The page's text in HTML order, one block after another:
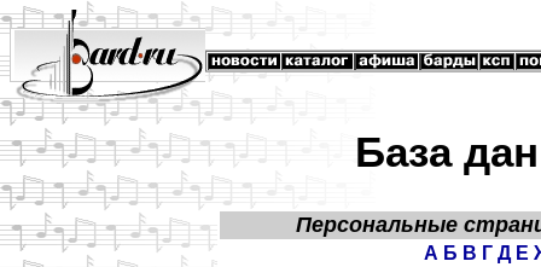
База
Персональные
А Б В Г Д Е